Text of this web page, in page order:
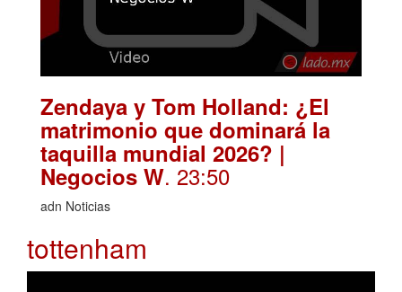
Zendaya y Tom Holland: ¿El
matrimonio que dominará la
taquilla mundial 2026? |
Negocios W. 23:50
adn Noticias
tottenham